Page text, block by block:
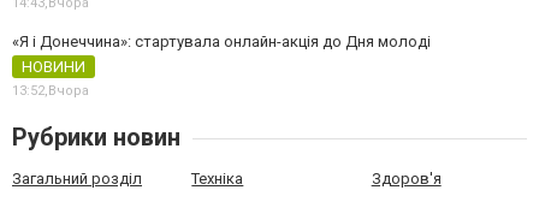
«Я і Донеччина»: стартувала онлайн-акція до Дня молоді
НОВИНИ
13:52,Вчора
Рубрики новин
Загальний розділ Техніка Здоров'я